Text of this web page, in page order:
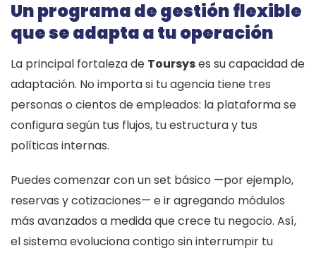
Un programa de gestión flexible
que se adapta a tu operación
La principal fortaleza de Toursyses su capacidad de
adaptación. No importa si tu agencia tiene tres
personas o cientos de empleados: la plataforma se
configura según tus flujos, tu estructura y tus
políticas internas.
Puedes comenzar con un set básico —por ejemplo,
reservas y cotizaciones— e ir agregando módulos
más avanzados a medida que crece tu negocio. Así,
el sistema evoluciona contigo sin interrumpir tu